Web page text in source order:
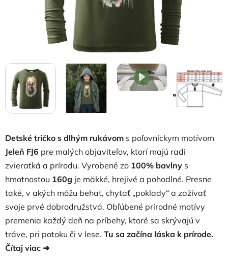
Detské tričko s dlhým rukávom s poľovníckym motívom
Jeleň FJ6 pre malých objaviteľov, ktorí majú radi
zvieratká a prírodu. Vyrobené zo 100% bavlny s
hmotnosťou 160g je mäkké, hrejivé a pohodlné. Presne
také, v akých môžu behať, chytať „poklady“ a zažívať
svoje prvé dobrodružstvá. Obľúbené prírodné motívy
premenia každý deň na príbehy, ktoré sa skrývajú v
tráve, pri potoku či v lese. Tu sa začína láska k prírode.
Čítaj viac ➜